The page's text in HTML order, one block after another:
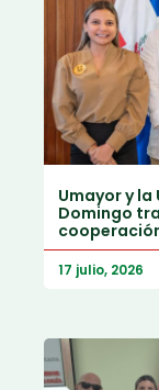
Umayor y
Domingo
17 julio, 2026